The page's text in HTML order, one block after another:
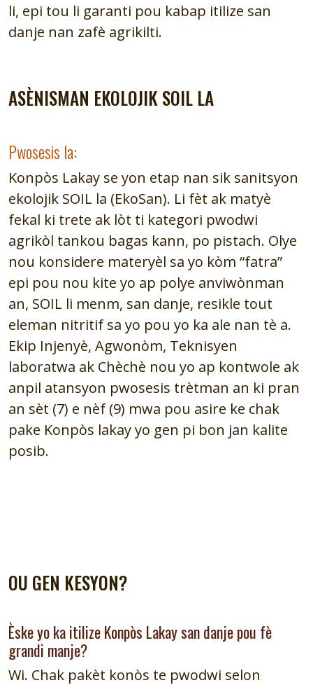
li, epi tou li garanti pou kabap itilize san
danje nan zafè agrikilti.
ASÈNISMAN EKOLOJIK SOIL LA
Pwosesis la:
Konpòs Lakay se yon etap nan sik sanitsyon
ekolojik SOIL la (EkoSan). Li fèt ak matyè
fekal ki trete ak lòt ti kategori pwodwi
agrikòl tankou bagas kann, po pistach. Olye
nou konsidere materyèl sa yo kòm “fatra”
epi pou nou kite yo ap polye anviwònman
an, SOIL li menm, san danje, resikle tout
eleman nitritif sa yo pou yo ka ale nan tè a.
Ekip Injenyè, Agwonòm, Teknisyen
laboratwa ak Chèchè nou yo ap kontwole ak
anpil atansyon pwosesis trètman an ki pran
an sèt (7) e nèf (9) mwa pou asire ke chak
pake Konpòs lakay yo gen pi bon jan kalite
posib.
OU GEN KESYON?
Èske yo ka itilize Konpòs Lakay san danje pou fè
grandi manje?
Wi. Chak pakèt konòs te pwodwi selon